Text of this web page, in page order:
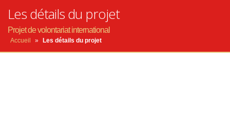
Les détails du projet
Projet de volontariat international
Accueil » Les détails du projet